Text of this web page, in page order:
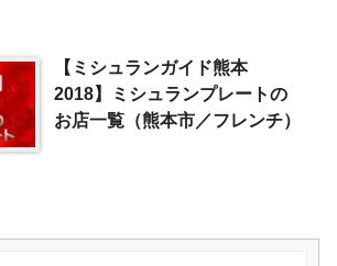
【ミシュランガイド熊本
2018】ミシュランプレートの
お店一覧（熊本市／フレンチ）